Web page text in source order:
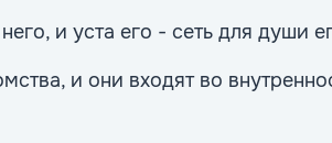
и уста его - сеть для души
и они входят во